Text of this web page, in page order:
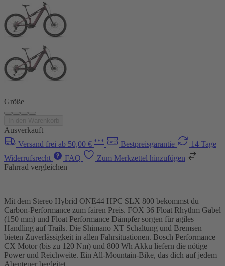
Größe
Ausverkauft
Versand frei ab 50,00 € *** Bestpreisgarantie
14 Tage
Widerrufsrecht
FAQ
Zum Merkzettel hinzufügen
Fahrrad vergleichen
Mit dem Stereo Hybrid ONE44 HPC SLX 800 bekommst du
Carbon-Performance zum fairen Preis. FOX 36 Float Rhythm Gabel
(150 mm) und Float Performance Dämpfer sorgen für agiles
Handling auf Trails. Die Shimano XT Schaltung und Bremsen
bieten Zuverlässigkeit in allen Fahrsituationen. Bosch Performance
CX Motor (bis zu 120 Nm) und 800 Wh Akku liefern die nötige
Power und Reichweite. Ein All-Mountain-Bike, das dich auf jedem